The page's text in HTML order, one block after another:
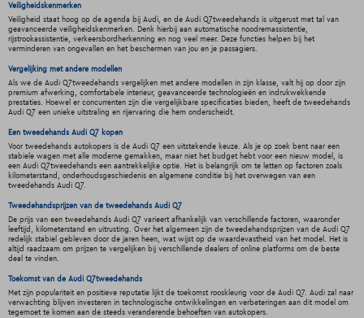
Veiligheidskenmerken
Veiligheid staat hoog op de agenda bij Audi, en de Audi Q7tweedehands is uitgerust met tal van
geavanceerde veiligheidskenmerken. Denk hierbij aan automatische noodremassistentie,
rijstrookassistentie, verkeersbordherkenning en nog veel meer. Deze functies helpen bij het
verminderen van ongevallen en het beschermen van jou en je passagiers.
Vergelijking met andere modellen
Als we de Audi Q7tweedehands vergelijken met andere modellen in zijn klasse, valt hij op door zijn
premium afwerking, comfortabele interieur, geavanceerde technologieën en indrukwekkende
prestaties. Hoewel er concurrenten zijn die vergelijkbare specificaties bieden, heeft de tweedehands
Audi Q7 een unieke uitstraling en rijervaring die hem onderscheidt.
Een tweedehands Audi Q7 kopen
Voor tweedehands autokopers is de Audi Q7 een uitstekende keuze. Als je op zoek bent naar een
stabiele wagen met alle moderne gemakken, maar niet het budget hebt voor een nieuw model, is
een Audi Q7tweedehands een aantrekkelijke optie. Het is belangrijk om te letten op factoren zoals
kilometerstand, onderhoudsgeschiedenis en algemene conditie bij het overwegen van een
tweedehands Audi Q7.
Tweedehandsprijzen van de tweedehands Audi Q7
De prijs van een tweedehands Audi Q7 varieert afhankelijk van verschillende factoren, waaronder
leeftijd, kilometerstand en uitrusting. Over het algemeen zijn de tweedehandsprijzen van de Audi Q7
redelijk stabiel gebleven door de jaren heen, wat wijst op de waardevastheid van het model. Het is
altijd raadzaam om prijzen te vergelijken bij verschillende dealers of online platforms om de beste
deal te vinden.
Toekomst van de Audi Q7tweedehands
Met zijn populariteit en positieve reputatie lijkt de toekomst rooskleurig voor de Audi Q7. Audi zal naar
verwachting blijven investeren in technologische ontwikkelingen en verbeteringen aan dit model om
tegemoet te komen aan de steeds veranderende behoeften van autokopers.